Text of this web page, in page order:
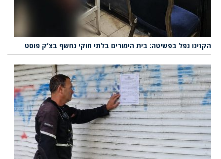
הקזינו נפל בפשיטה: בית הימורים בלתי חוקי נחשף בצ’ק פוסט